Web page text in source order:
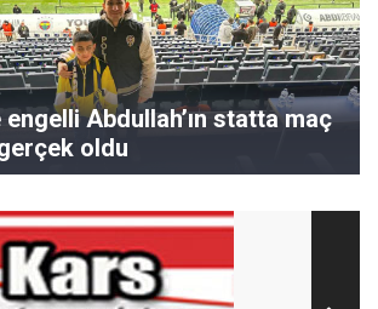
Abdullah’ın statta maç
oldu